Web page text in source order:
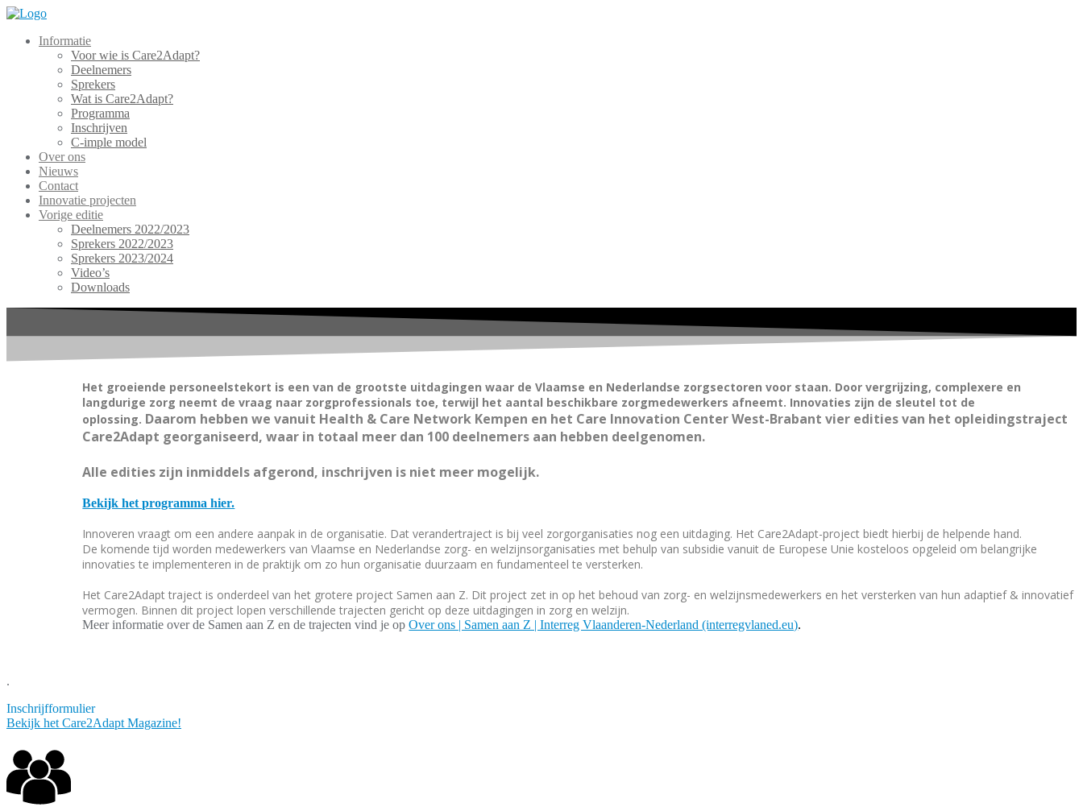
Skip
contentInformatie
Voor wie is Care2Adapt?
Deelnemers
Sprekers
Wat is Care2Adapt?
Programma
Inschrijven
C-imple model
Over ons
Nieuws
Contact
Innovatie projecten
Vorige editie
Deelnemers 2022/2023
Sprekers 2022/2023
Sprekers 2023/2024
Video’s
Downloads
Het groeiende personeelstekort is een van de grootste uitdagingen waar de Vlaamse en Nederlandse zorgsectoren voor staan. Door vergrijzing, complexere en
langdurige zorg neemt de vraag naar zorgprofessionals toe, terwijl het aantal beschikbare zorgmedewerkers afneemt. Innovaties zijn de sleutel tot de
oplossing. Daarom hebben we vanuit Health & Care Network Kempen en het Care Innovation Center West-Brabant vier edities van het opleidingstraject
Care2Adapt georganiseerd, waar in totaal meer dan 100 deelnemers aan hebben deelgenomen.
Alle edities zijn inmiddels afgerond, inschrijven is niet meer mogelijk.
Bekijk het programma hier.
Innoveren vraagt om een andere aanpak in de organisatie. Dat verandertraject is bij veel zorgorganisaties nog een uitdaging. Het Care2Adapt-project biedt hierbij de helpende hand.
De komende tijd worden medewerkers van Vlaamse en Nederlandse zorg- en welzijnsorganisaties met behulp van subsidie vanuit de Europese Unie kosteloos opgeleid om belangrijke
innovaties te implementeren in de praktijk om zo hun organisatie duurzaam en fundamenteel te versterken.
Het Care2Adapt traject is onderdeel van het grotere project Samen aan Z. Dit project zet in op het behoud van zorg- en welzijnsmedewerkers en het versterken van hun adaptief & innovatief
vermogen. Binnen dit project lopen verschillende trajecten gericht op deze uitdagingen in zorg en welzijn.
Meer informatie over de Samen aan Z en de trajecten vind je op Over ons | Samen aan Z | Interreg Vlaanderen-Nederland (interregvlaned.eu).
.
Inschrijfformulier
Bekijk het Care2Adapt Magazine!